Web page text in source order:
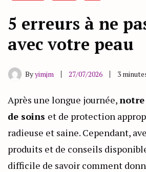
5 erreurs à ne
avec votre peau
Byyimjm 27/07/2026 3
Après une longue journée,notre
de soins et de protection
radieuse et saine. Cependant,
produits et de conseils
difficile de savoir comment